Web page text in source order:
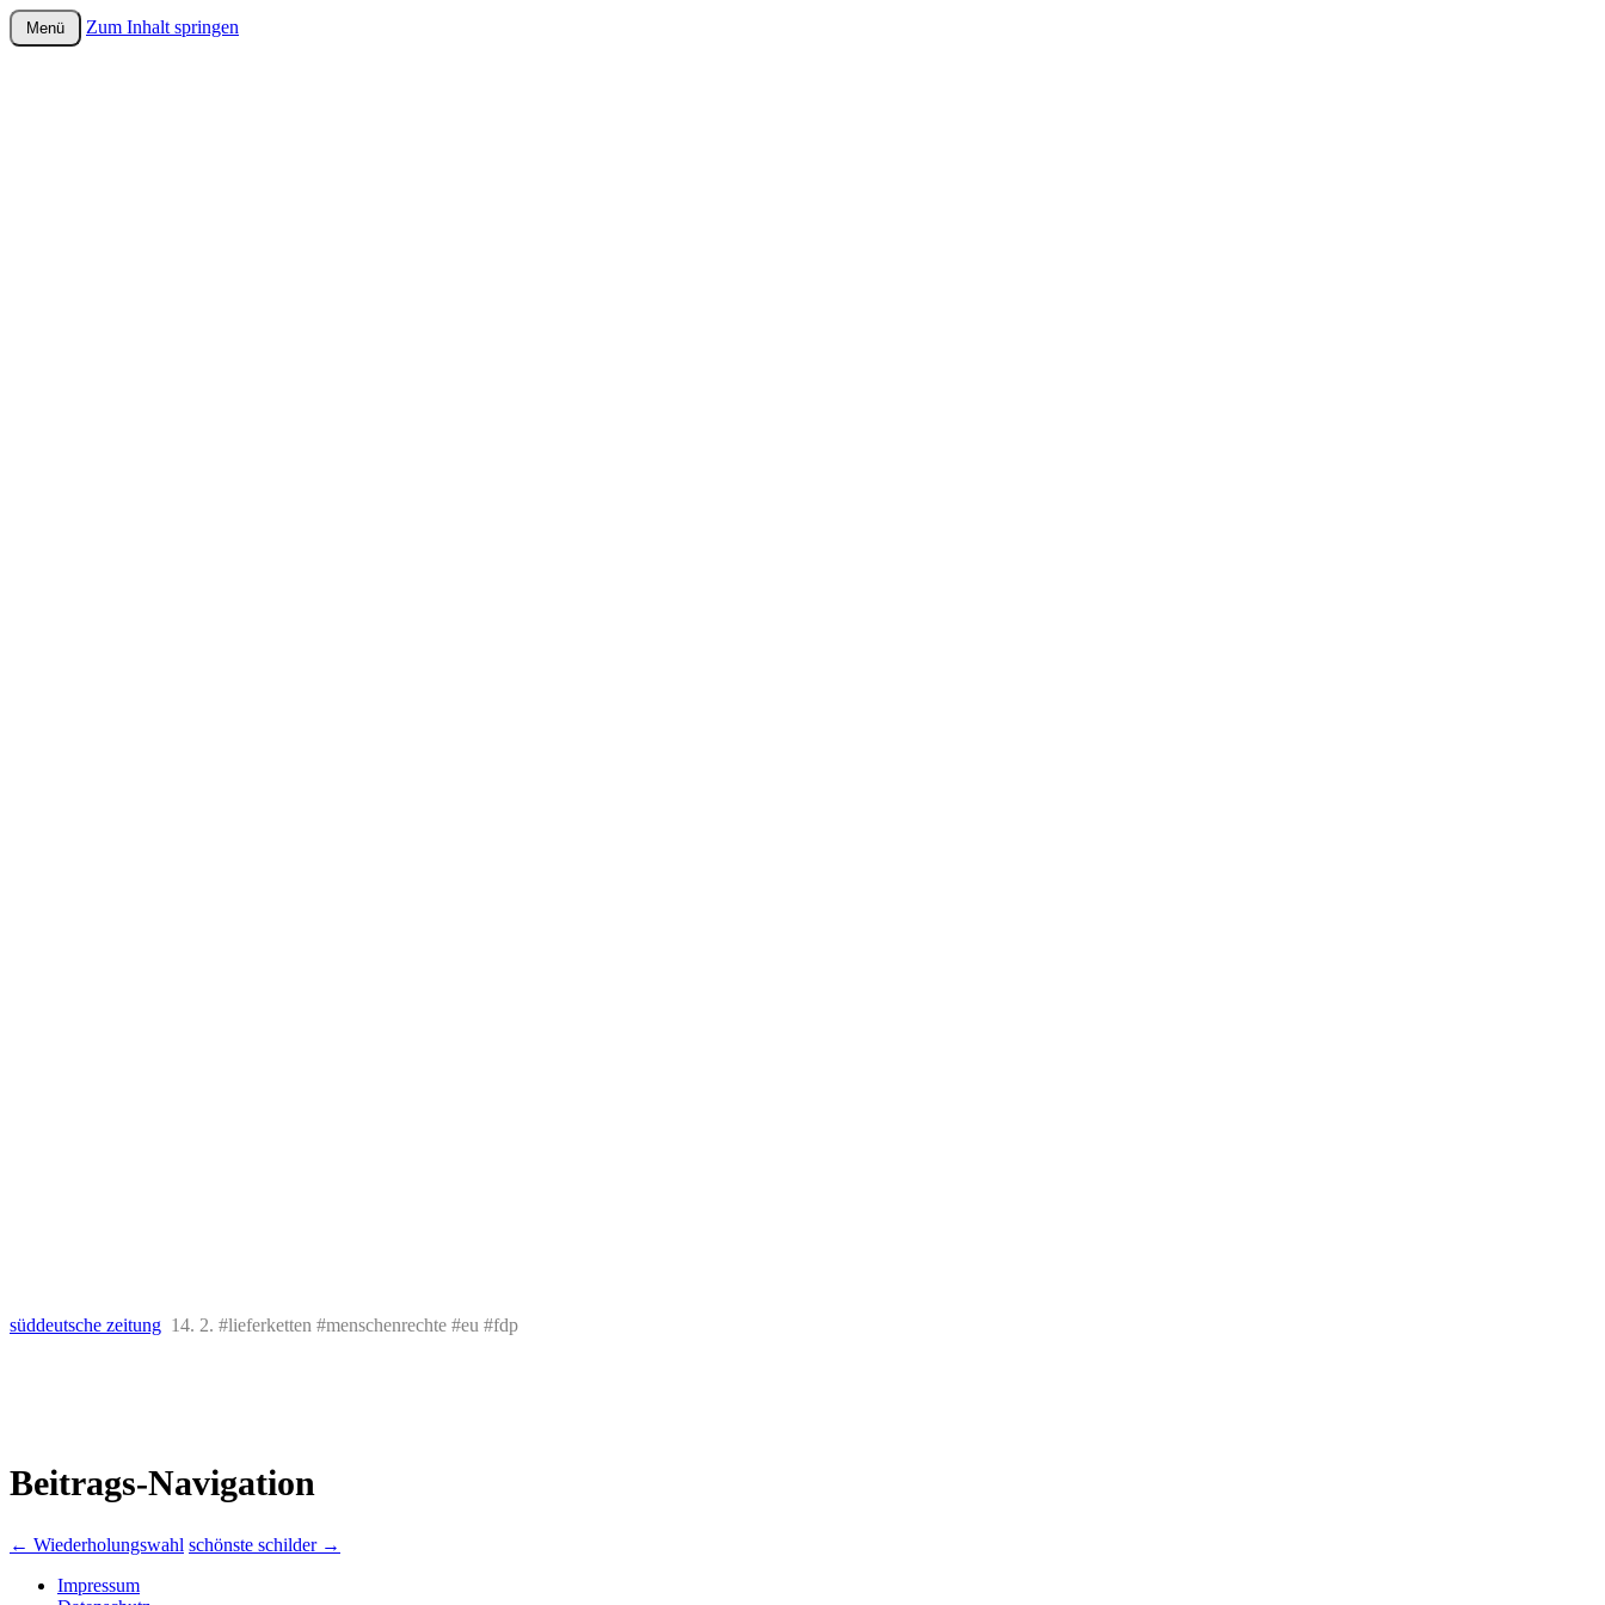
wurster-cartoon-blog.de
Menü Zum Inhalt springen
süddeutsche zeitung 14. 2. #lieferketten #menschenrechte #eu #fdp
Beitrags-Navigation
← Wiederholungswahl schönste schilder →
Impressum